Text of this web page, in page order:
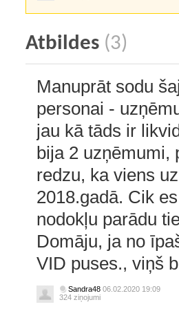
Atbildes (3)
Manuprāt sodu
personai -
jau kā tāds ir
bija 2 uzņēmumi,
redzu, ka viens
2018.gadā. Cik
nodokļu parādu
Domāju, ja no
VID puses., viņš
Sandra48 06.02.2020 19:09
324 ziņojumi